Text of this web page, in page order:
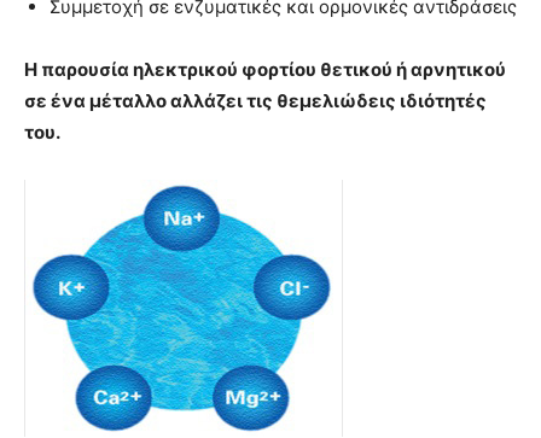
Συμμετοχή σε ενζυματικές και ορμονικές αντιδράσεις
Η παρουσία ηλεκτρικού φορτίου θετικού ή αρνητικού
σε ένα μέταλλο αλλάζει τις θεμελιώδεις ιδιότητές
του.